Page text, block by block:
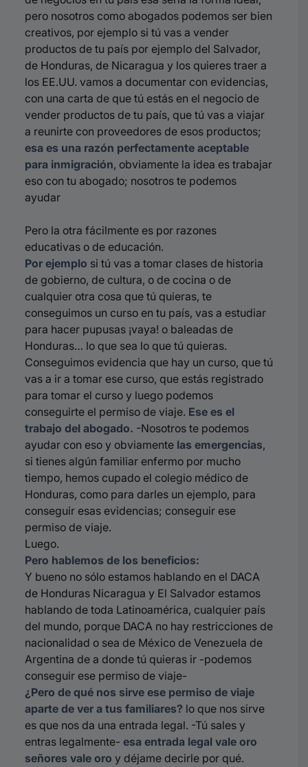
pero nosotros como abogados podemos ser bien
creativos, por ejemplo si tú vas a vender
productos de tu país por ejemplo del Salvador,
de Honduras, de Nicaragua y los quieres traer a
los EE.UU. vamos a documentar con evidencias,
con una carta de que tú estás en el negocio de
vender productos de tu país, que tú vas a viajar
a reunirte con proveedores de esos productos;
esa es una razón perfectamente aceptable
para inmigración, obviamente la idea es trabajar
eso con tu abogado; nosotros te podemos
ayudar
Pero la otra fácilmente es por razones
educativas o de educación.
Por ejemplo si tú vas a tomar clases de historia
de gobierno, de cultura, o de cocina o de
cualquier otra cosa que tú quieras, te
conseguimos un curso en tu país, vas a estudiar
para hacer pupusas ¡vaya! o baleadas de
Honduras… lo que sea lo que tú quieras.
Conseguimos evidencia que hay un curso, que tú
vas a ir a tomar ese curso, que estás registrado
para tomar el curso y luego podemos
conseguirte el permiso de viaje. Ese es el
trabajo del abogado. -Nosotros te podemos
ayudar con eso y obviamente las emergencias,
si tienes algún familiar enfermo por mucho
tiempo, hemos cupado el colegio médico de
Honduras, como para darles un ejemplo, para
conseguir esas evidencias; conseguir ese
permiso de viaje.
Luego.
Pero hablemos de los beneficios:
Y bueno no sólo estamos hablando en el DACA
de Honduras Nicaragua y El Salvador estamos
hablando de toda Latinoamérica, cualquier país
del mundo, porque DACA no hay restricciones de
nacionalidad o sea de México de Venezuela de
Argentina de a donde tú quieras ir -podemos
conseguir ese permiso de viaje-
¿Pero de qué nos sirve ese permiso de viaje
aparte de ver a tus familiares? lo que nos sirve
es que nos da una entrada legal. -Tú sales y
entras legalmente- esa entrada legal vale oro
señores vale oro y déjame decirle por qué.